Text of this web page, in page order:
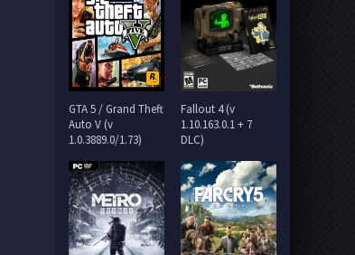
GTA 5 / Grand Theft
Auto V (v
1.0.3889.0/1.73)
Fallout 4 (v
1.10.163.0.1 + 7
DLC)